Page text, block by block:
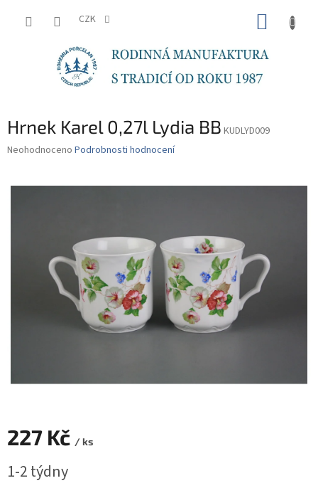
CZK
Hrnek Karel 0,27l Lydia BB KUDLYD009
Průměrné
je
Neohodnoceno Podrobnosti hodnocení
227 Kč / ks
cena:
1-2 týdny